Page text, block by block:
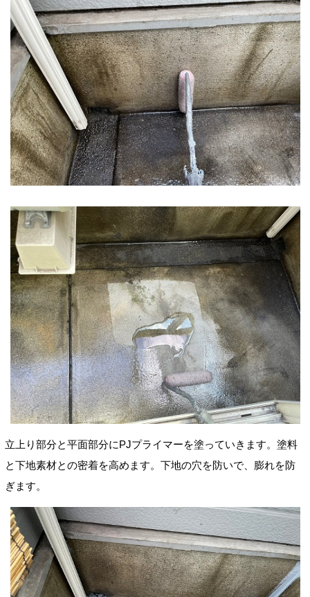
立上り部分と平面部分にPJプライマーを塗っていきます。塗料
と下地素材との密着を高めます。 下地の穴を防いで、膨れを防
ぎます。